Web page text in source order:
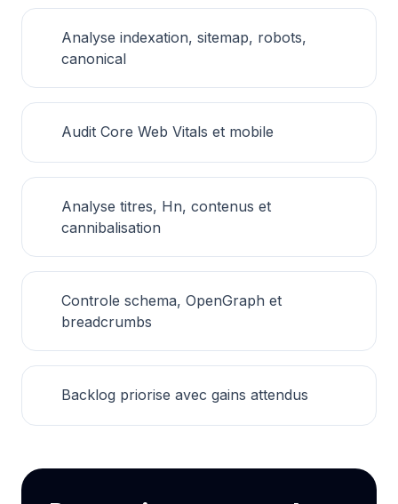
Analyse indexation, sitemap, robots,
canonical
Audit Core Web Vitals et mobile
Analyse titres, Hn, contenus et
cannibalisation
Controle schema, OpenGraph et
breadcrumbs
Backlog priorise avec gains attendus